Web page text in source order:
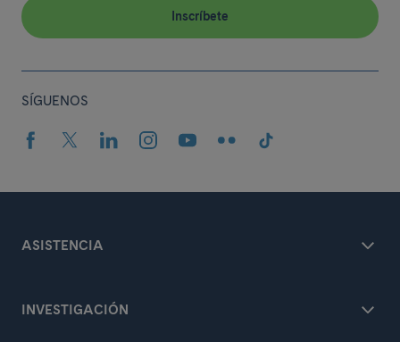
Inscríbete
SÍGUENOS
ASISTENCIA
INVESTIGACIÓN